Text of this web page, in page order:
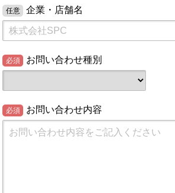
任意 企業・店舗名
必須 お問い合わせ種別
必須 お問い合わせ内容